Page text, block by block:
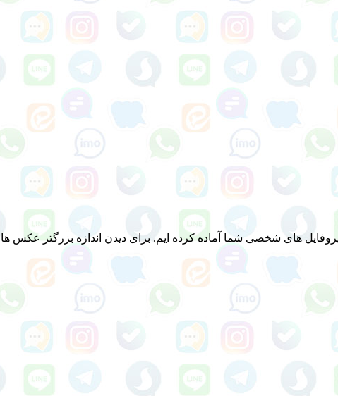
های شخصی شما آماده کرده ایم. برای دیدن اندازه بزرگتر عکس ها،